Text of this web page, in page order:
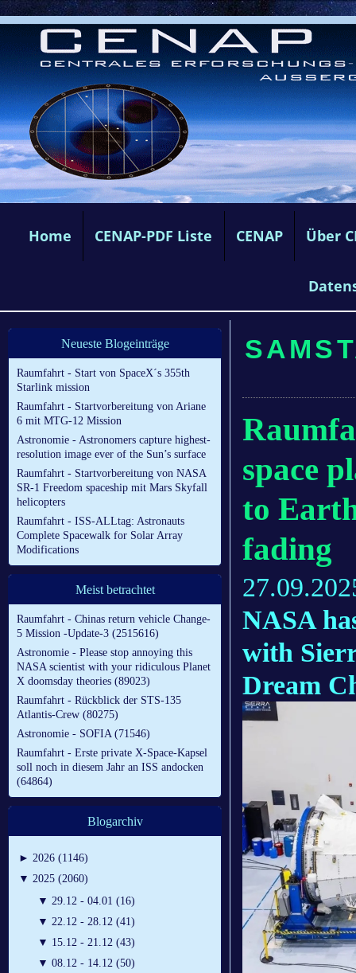
Home CENAP-PDF Liste CENAP Über
Neueste Blogeinträge
Raumfahrt - Start von SpaceX´s 355th
Starlink mission
Raumfahrt - Startvorbereitung von Ariane
6 mit MTG-12 Mission
Astronomie - Astronomers capture highest-
resolution image ever of the Sun’s surface
Raumfahrt - Startvorbereitung von NASA
SR-1 Freedom spaceship mit Mars Skyfall
helicopters
Raumfahrt - ISS-ALLtag: Astronauts
Complete Spacewalk for Solar Array
Modifications
Meist betrachtet
Raumfahrt - Chinas return vehicle Change-
5 Mission -Update-3 (2515616)
Astronomie - Please stop annoying this
NASA scientist with your ridiculous Planet
X doomsday theories (89023)
Raumfahrt - Rückblick der STS-135
Atlantis-Crew (80275)
Astronomie - SOFIA (71546)
Raumfahrt - Erste private X-Space-Kapsel
soll noch in diesem Jahr an ISS andocken
(64864)
Blogarchiv
► 2026 (1146)
▼ 2025 (2060)
▼ 29.12 - 04.01 (16)
▼ 22.12 - 28.12 (41)
▼ 15.12 - 21.12 (43)
▼ 08.12 - 14.12 (50)
space
to
fading
NASA
with
Dream